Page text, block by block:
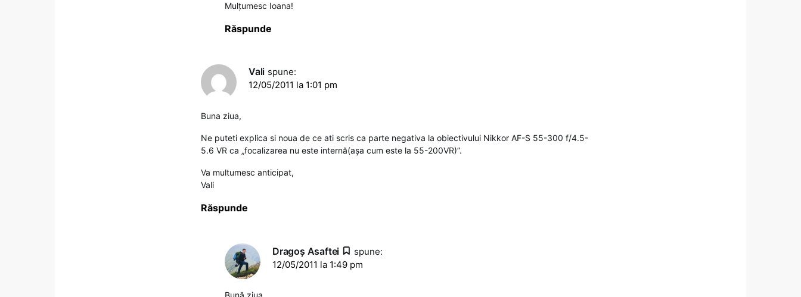
Mulţumesc Ioana!
Răspunde
Vali spune:
12/05/2011 la 1:01 pm
Buna ziua,
Ne puteti explica si noua de ce ati scris ca parte negativa la obiectivului Nikkor AF-S 55-300 f/4.5-
5.6 VR ca „focalizarea nu este internă(aşa cum este la 55-200VR)”.
Va multumesc anticipat,
Vali
Răspunde
Dragoş Asaftei
spune:
12/05/2011 la 1:49 pm
Bună ziua,